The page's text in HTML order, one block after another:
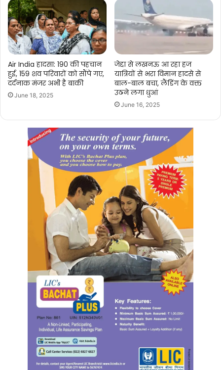
Air India हादसा: 190 की पहचान
हुई, 159 शव परिवारों को सौंपे गए,
दर्दनाक मंजर अभी है बाकी
June 18, 2025
जेद्दा से लखनऊ आ रहा हज
यात्रियों से भरा विमान हादसे से
बाल-बाल बचा, लैंडिंग के वक्त
उठने लगा धुआं
June 16, 2025